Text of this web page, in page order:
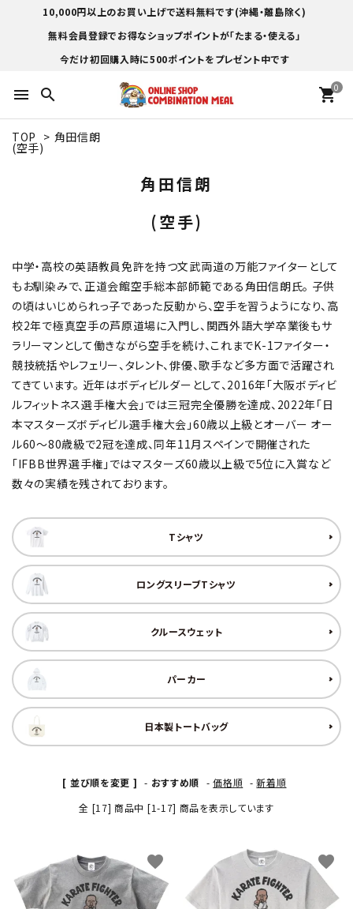
10,000円以上のお買い上げで送料無料です(沖縄・離島除く)
無料会員登録でお得なショップポイントが「たまる・使える」
今だけ初回購入時に500ポイントをプレゼント中です
menu search 0
shopping_cart
TOP > 角田信朗
(空手)
角田信朗
(空手)
中学・高校の英語教員免許を持つ文武両道の万能ファイターとして
もお馴染みで、正道会館空手総本部師範である角田信朗氏。 子供
の頃はいじめられっ子であった反動から、空手を習うようになり、高
校2年で極真空手の芦原道場に入門し、関西外語大学卒業後もサ
ラリーマンとして働きながら空手を続け、これまでK-1ファイター・
競技統括やレフェリー、タレント、俳優、歌手など多方面で活躍され
てきています。 近年はボディビルダーとして、2016年「大阪ボディビ
ルフィットネス選手権大会」では三冠完全優勝を達成、2022年「日
本マスターズボディビル選手権大会」60歳以上級とオーバー オー
ル60〜80歳級で2冠を達成、同年11月スペインで開催された
「IFBB世界選手権」ではマスターズ60歳以上級で5位に入賞など
数々の実績を残されております。
Tシャツ
ロングスリーブTシャツ
クルースウェット
パーカー
日本製トートバッグ
[ 並び順を変更 ] - おすすめ順 -価格順 -新着順
全 [17] 商品中 [1-17] 商品を表示しています
favorite favorite